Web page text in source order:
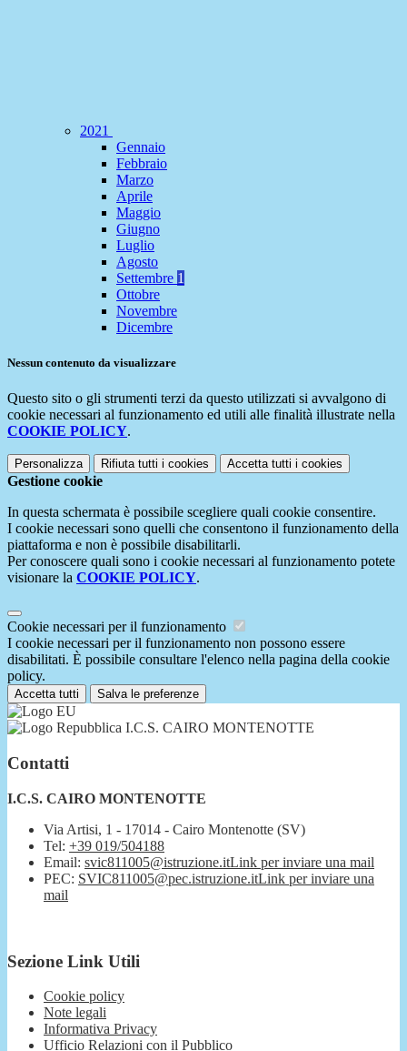
2021
Gennaio
Febbraio
Marzo
Aprile
Maggio
Giugno
Luglio
Agosto
Settembre 1
Ottobre
Novembre
Dicembre
Nessun contenuto da visualizzare
Questo sito o gli strumenti terzi da questo utilizzati si avvalgono di
cookie necessari al funzionamento ed utili alle finalità illustrate nella
COOKIE POLICY.
Personalizza Rifiuta tutti i cookies Accetta tutti i cookies
Gestione cookie
In questa schermata è possibile scegliere quali cookie consentire.
I cookie necessari sono quelli che consentono il funzionamento della
piattaforma e non è possibile disabilitarli.
Per conoscere quali sono i cookie necessari al funzionamento potete
visionare la COOKIE POLICY.
Cookie necessari per il funzionamento
I cookie necessari per il funzionamento non possono essere
disabilitati. È possibile consultare l'elenco nella pagina della cookie
policy.
Accetta tutti Salva le preferenze
I.C.S. CAIRO MONTENOTTE
Contatti
I.C.S. CAIRO MONTENOTTE
Via Artisi, 1 - 17014 - Cairo Montenotte (SV)
Tel: +39 019/504188
Email: svic811005@istruzione.itLink per inviare una mail
PEC: SVIC811005@pec.istruzione.itLink per inviare una
mail
Sezione Link Utili
Cookie policy
Note legali
Informativa Privacy
Ufficio Relazioni con il Pubblico